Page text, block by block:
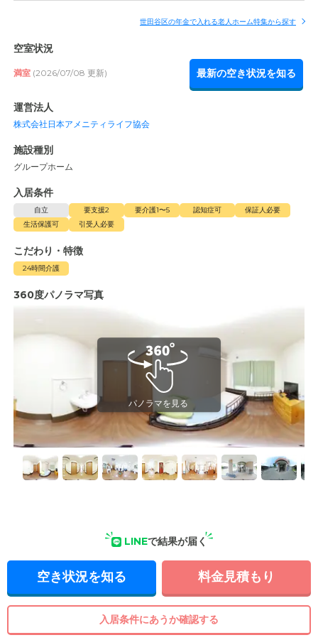
世田谷区の年金で入れる老人ホーム特集から探す
空室状況
満室 (2026/07/08 更新) 最新の空き状況を知る
運営法人
株式会社日本アメニティライフ協会
施設種別
グループホーム
入居条件
自立 要支援2 要介護1〜5 認知症可
保証人必要
生活保護可
引受人必要
こだわり・特徴
24時間介護
360度パノラマ写真
LINEで結果が届く
空き状況を知る 料金見積もり
入居条件にあうか確認する